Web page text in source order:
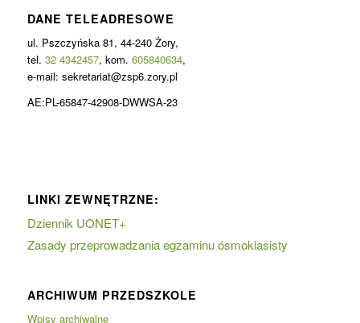
DANE TELEADRESOWE
ul. Pszczyńska 81, 44-240 Żory,
tel. 32 4342457, kom. 605840634,
e-mail: sekretariat@zsp6.zory.pl
AE:PL-65847-42908-DWWSA-23
LINKI ZEWNĘTRZNE:
Dziennik UONET+
Zasady przeprowadzania egzaminu ósmoklasisty
ARCHIWUM PRZEDSZKOLE
Wpisy archiwalne